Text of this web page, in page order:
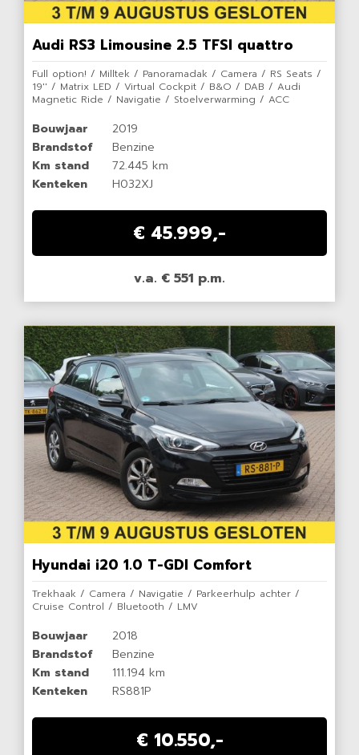
Audi RS3 Limousine 2.5 TFSI quattro
Full option! / Milltek / Panoramadak / Camera / RS Seats /
19'' / Matrix LED / Virtual Cockpit / B&O / DAB / Audi
Magnetic Ride / Navigatie / Stoelverwarming / ACC
Bouwjaar
2019
Brandstof
Benzine
Km stand
72.445 km
Kenteken
H032XJ
€ 45.999,-
v.a. € 551 p.m.
Hyundai i20 1.0 T-GDI Comfort
Trekhaak / Camera / Navigatie / Parkeerhulp achter /
Cruise Control / Bluetooth / LMV
Bouwjaar
2018
Brandstof
Benzine
Km stand
111.194 km
Kenteken
RS881P
€ 10.550,-